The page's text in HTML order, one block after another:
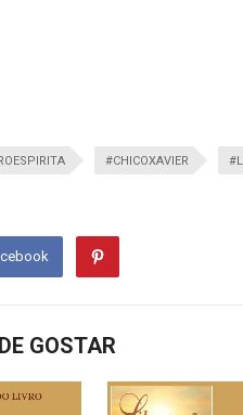
#CHICOXAVIER
GOSTAR